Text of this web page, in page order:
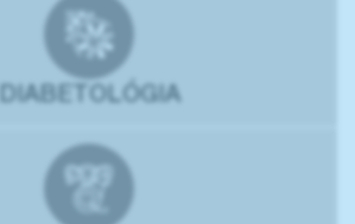
DIABETOLÓGIA